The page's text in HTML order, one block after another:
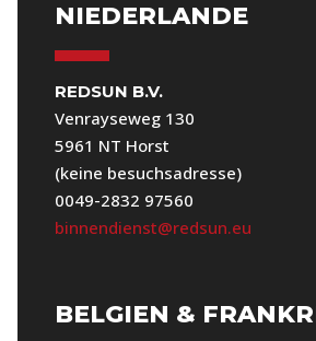
NIEDERLANDE
REDSUN B.V.
Venrayseweg 130
5961 NT Horst
(keine besuchsadresse)
0049-2832 97560
binnendienst@redsun.eu
BELGIEN &